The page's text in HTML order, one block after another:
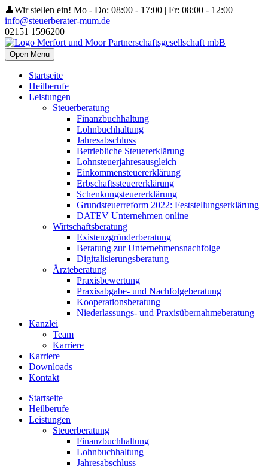
👤Wir stellen ein! Mo - Do: 08:00 - 17:00 | Fr: 08:00 - 12:00
info@steuerberater-mum.de
02151 1596200
Open Menu
Startseite
Heilberufe
Leistungen
Steuerberatung
Finanzbuchhaltung
Lohnbuchhaltung
Jahresabschluss
Betriebliche Steuererklärung
Lohnsteuerjahresausgleich
Einkommensteuererklärung
Erbschaftssteuererklärung
Schenkungsteuererklärung
Grundsteuerreform 2022: Feststellungserklärung
DATEV Unternehmen online
Wirtschaftsberatung
Existenzgründerberatung
Beratung zur Unternehmensnachfolge
Digitalisierungsberatung
Ärzteberatung
Praxisbewertung
Praxisabgabe- und Nachfolgeberatung
Kooperationsberatung
Niederlassungs- und Praxisübernahmeberatung
Kanzlei
Team
Karriere
Karriere
Downloads
Kontakt
Startseite
Heilberufe
Leistungen
Steuerberatung
Finanzbuchhaltung
Lohnbuchhaltung
Jahresabschluss